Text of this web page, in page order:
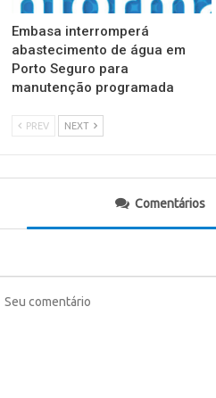
Embasa interromperá
abastecimento de água em
Porto Seguro para
manutenção programada
PREV NEXT
Comentários